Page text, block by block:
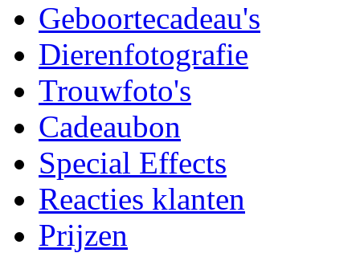
Geboortecadeau's
Dierenfotografie
Trouwfoto's
Cadeaubon
Special Effects
Reacties klanten
Prijzen